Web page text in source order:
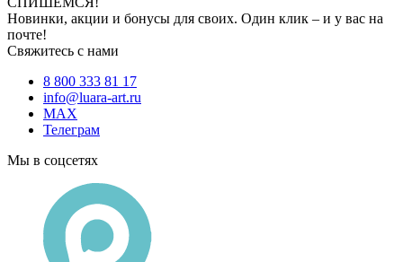
Новинки, акции и бонусы для своих. Один клик – и у вас на
почте!
Свяжитесь с нами
8 800 333 81 17
info@luara-art.ru
MAX
Телеграм
Мы в соцсетях